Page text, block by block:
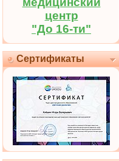
центр
"До 16-ти"
Сертификаты